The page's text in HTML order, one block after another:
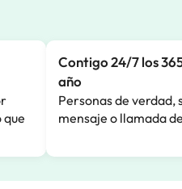
que
Contigo 24/7 los
año
Personas de verdad,
mensaje o llamada